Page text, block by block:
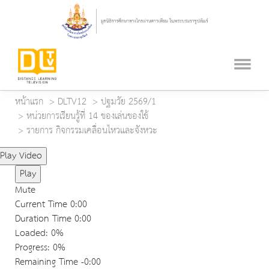
หน้าแรก DLTV12
ปฐมวัย 2569/1
หน่วยการเรียนรู้ที่ 14 ของเล่นของใช้
รายการ กิจกรรมเคลื่อนไหวและจังหวะ
Play Video
Play
Mute
Current Time0:00
Duration Time0:00
Loaded: 0%
Progress: 0%
Remaining Time-0:00